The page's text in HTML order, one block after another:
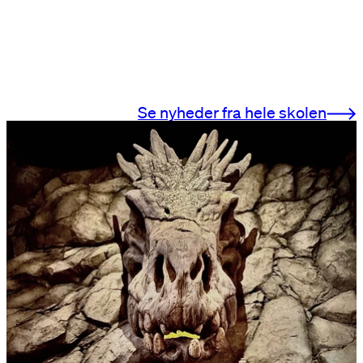
Se nyheder fra hele skolen